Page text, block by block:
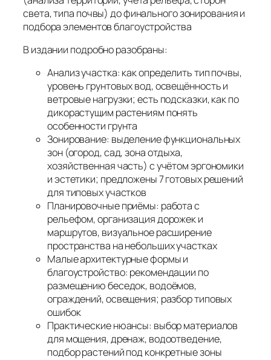
света, типа почвы) до финального зонирования и
подбора элементов благоустройства
В издании подробно разобраны:
Анализ участка: как определить тип почвы,
уровень грунтовых вод, освещённость и
ветровые нагрузки; есть подсказки, как по
дикорастущим растениям понять
особенности грунта
Зонирование: выделение функциональных
зон (огород, сад, зона отдыха,
хозяйственная часть) с учётом эргономики
и эстетики; предложены 7 готовых решений
для типовых участков
Планировочные приёмы: работа с
рельефом, организация дорожек и
маршрутов, визуальное расширение
пространства на небольших участках
Малые архитектурные формы и
благоустройство: рекомендации по
размещению беседок, водоёмов,
ограждений, освещения; разбор типовых
ошибок
Практические нюансы: выбор материалов
для мощения, дренаж, водоотведение,
подбор растений под конкретные зоны